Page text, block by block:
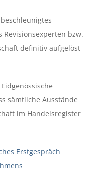
Revisionsexperten bzw.
definitiv aufgelöst
sämtliche Ausstände
im Handelsregister
Erstgespräch